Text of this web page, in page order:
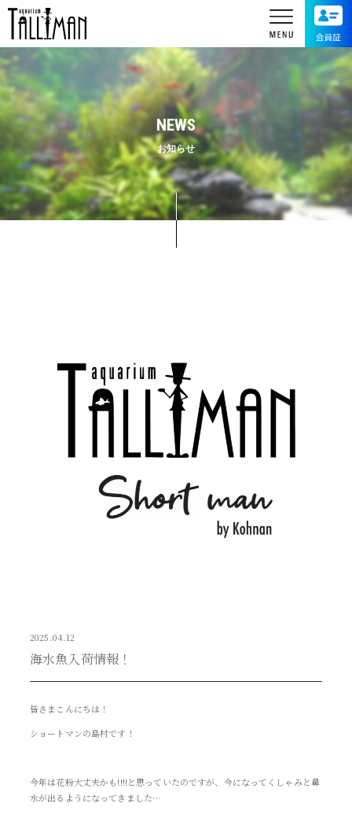
NEWS
お知らせ
2025.04.12
海水魚入荷情報！
皆さまこんにちは！
ショートマンの島村です！
今年は花粉大丈夫かも!!!!と思っていたのですが、今になってくしゃみと鼻
水が出るようになってきました…